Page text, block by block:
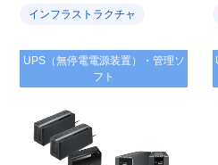
インフラストラクチャ
UPS（無停電電源装置）・管理ソ
フト